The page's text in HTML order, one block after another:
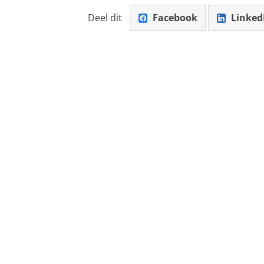
Deel dit Facebook